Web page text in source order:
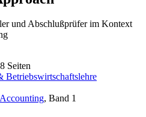
und Abschlußprüfer im Kontext
Seiten
Betriebswirtschaftslehre
, Band 1